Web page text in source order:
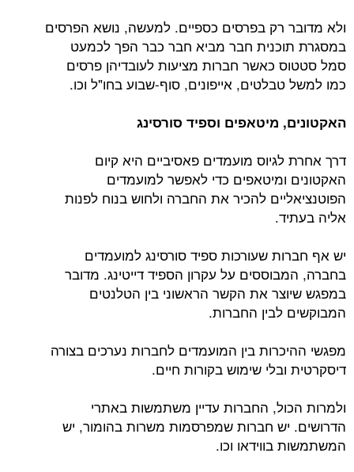
ולא מדובר רק בפרסים כספיים. למעשה, נושא הפרסים
במסגרת תוכנית חבר מביא חבר כבר הפך לכמעט
סמל סטטוס כאשר חברות מציעות לעובדיהן פרסים
כמו למשל טבלטים, אייפונים, סוף-שבוע בחו"ל וכו.
האקטונים, מיטאפים וספיד סורסינג
דרך אחרת לגיוס מועמדים פאסיביים היא קיום
האקטונים ומיטאפים כדי לאפשר למועמדים
הפוטנציאליים להכיר את החברה ולחוש בנוח לפנות
אליה בעתיד.
יש אף חברות שעורכות ספיד סורסינג למועמדים
בחברה, המבוססים על עקרון הספיד דייטינג. מדובר
במפגש שיוצר את הקשר הראשוני בין הטלנטים
המבוקשים לבין החברות.
מפגשי ההיכרות בין המועמדים לחברות נערכים בצורה
דיסקרטית ובלי שימוש בקורות חיים.
ולמרות הכול, החברות עדיין משתמשות באתרי
הדרושים. יש חברות שמפרסמות משרות בהומור, יש
המשתמשות בווידאו וכו.